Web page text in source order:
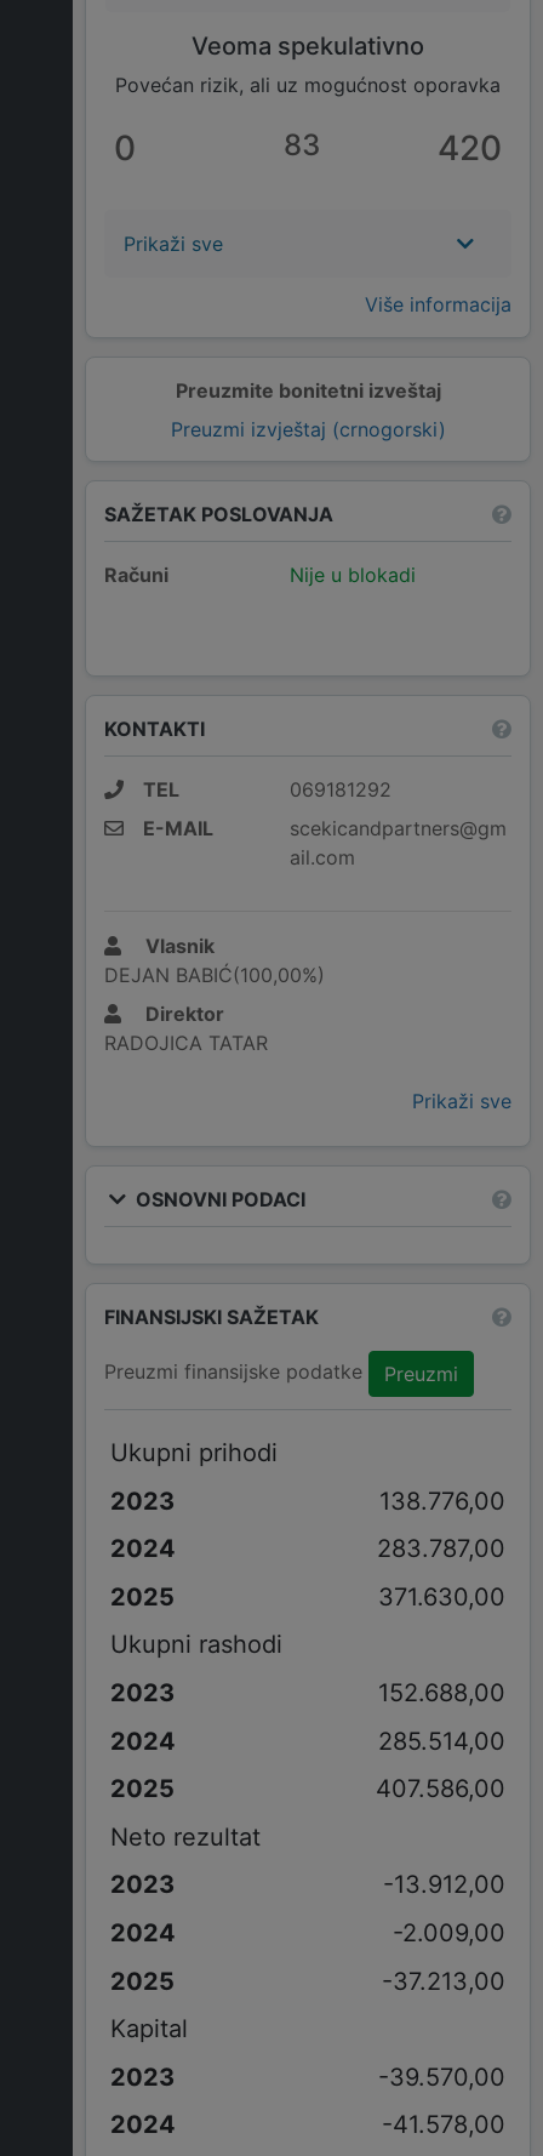
Preuzmite bonitetni izveštaj
Preuzmi izvještaj (crnogorski)
Veoma spekulativno
Povećan rizik, ali uz mogućnost oporavka
0 83 420
Prikaži sve
Više informacija
SAŽETAK POSLOVANJA
Računi Nije u blokadi
KONTAKTI
TEL
069181292
E-MAIL
scekicandpartners@gm
ail.com
Vlasnik
DEJAN BABIĆ(100,00%)
Direktor
RADOJICA TATAR
Prikaži sve
OSNOVNI PODACI
FINANSIJSKI SAŽETAK
Preuzmi finansijske podatke Preuzmi
Ukupni prihodi
138.776,00
283.787,00
371.630,00
Ukupni rashodi
152.688,00
285.514,00
407.586,00
Neto rezultat
-13.912,00
-2.009,00
-37.213,00
Kapital
-39.570,00
-41.578,00